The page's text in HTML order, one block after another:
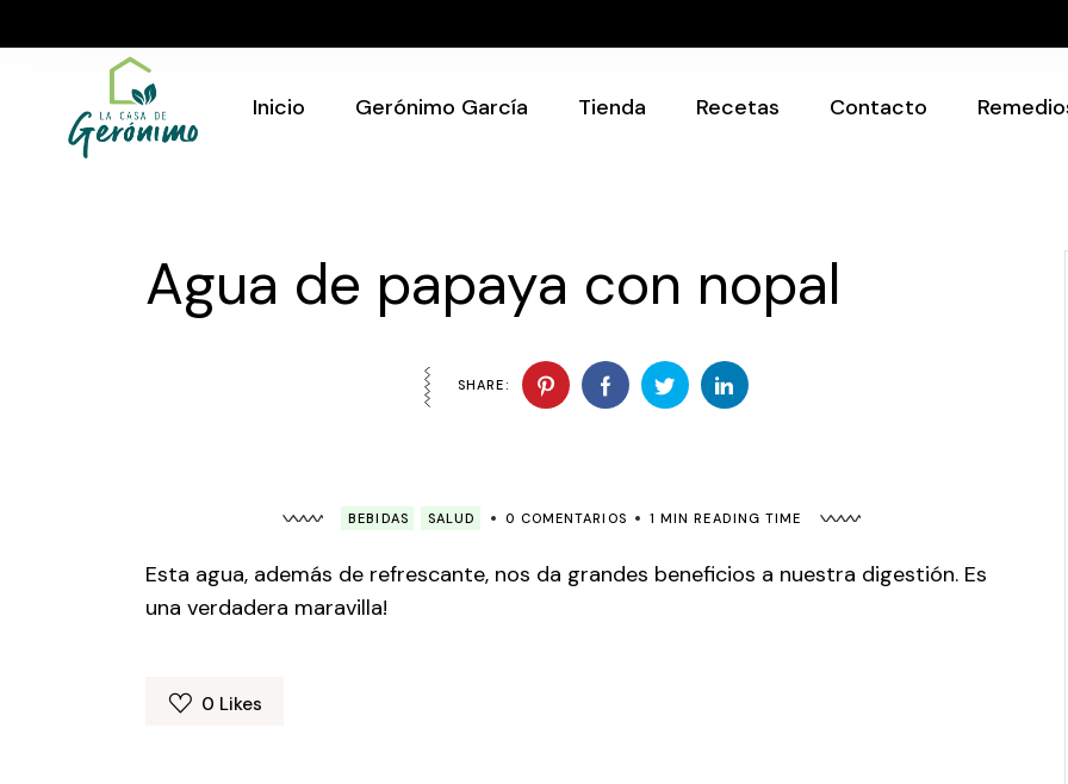
the
Inicio
Gerónimo García
evento
Tienda Recetas Contacto
evento
Agua de papaya con nopal
SHARE:
BEBIDAS SALUD 0 COMENTARIOS 1 MIN READING TIME
Esta agua, además de refrescante, nos da grandes beneficios a nuestra digestión. Es
una verdadera maravilla!
0 Likes